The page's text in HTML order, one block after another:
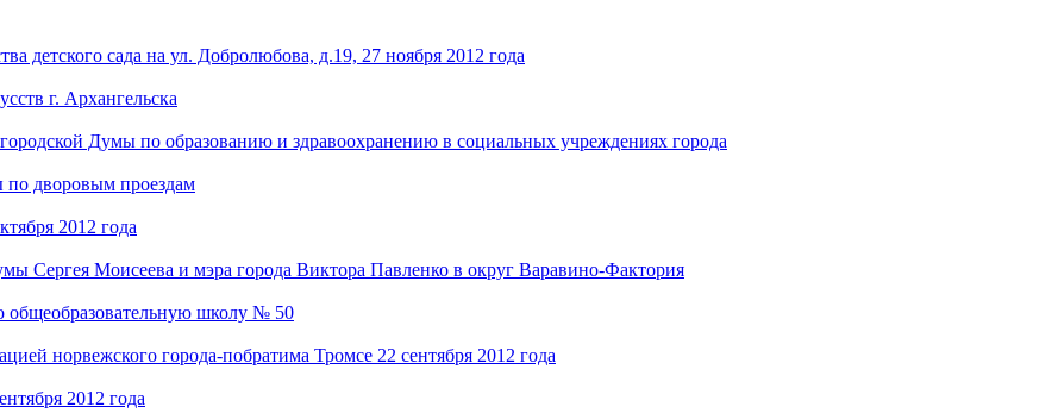
детского сада на ул. Добролюбова, д.19, 27 ноября 2012 года
г. Архангельска
Думы по образованию и здравоохранению в социальных учреждениях города
по дворовым проездам
2012 года
Сергея Моисеева и мэра города Виктора Павленко в округ Варавино-Фактория
общеобразовательную школу № 50
норвежского города-побратима Тромсе 22 сентября 2012 года
2012 года